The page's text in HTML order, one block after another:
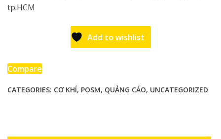
tp.HCM
Add to wishlist
Compare
CATEGORIES: CƠ KHÍ, POSM, QUẢNG CÁO, UNCATEGORIZED